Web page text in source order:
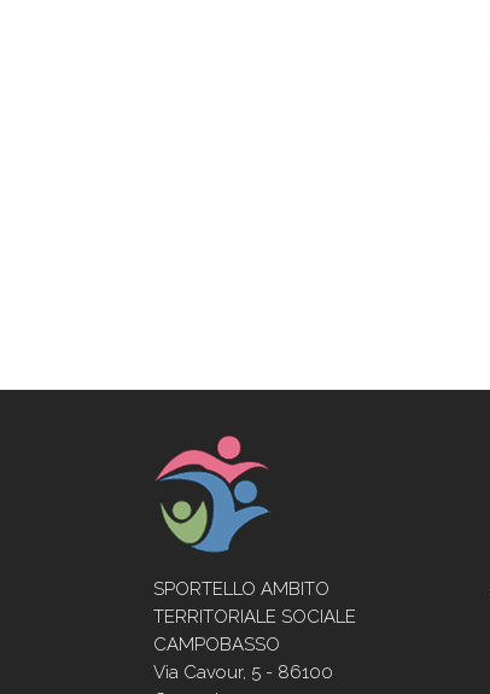
SPORTELLO AMBITO
TERRITORIALE SOCIALE
CAMPOBASSO
Via Cavour, 5 - 86100